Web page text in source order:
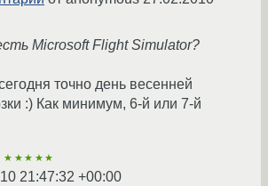
Microsoft Flight Simulator?
точно день весенней
:) Как минимум, 6-й или 7-й
★★★★★
21:47:32 +00:00